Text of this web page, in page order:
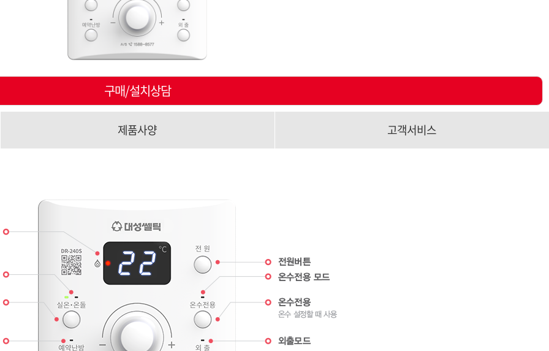
구매/설치상담
제품사양 고객서비스